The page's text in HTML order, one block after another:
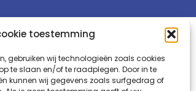
toestemming
gebruiken wij technologieën zoals cookies
te slaan en/of te raadplegen. Door in te
kunnen wij gegevens zoals surfgedrag of
reste au courant